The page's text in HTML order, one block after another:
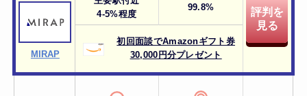
MIRAP
4-5%程度
99.8%
評判を
見る
初回面談でAmazonギフト券
30,000円分プレゼント